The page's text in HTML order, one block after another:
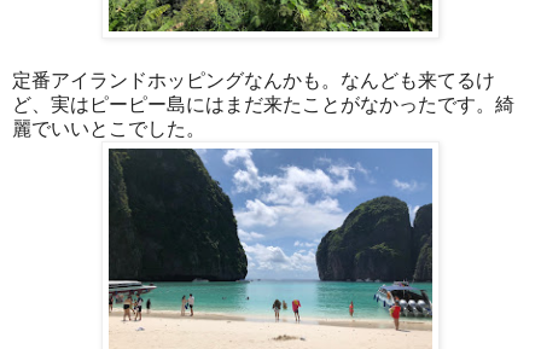
定番アイランドホッピングなんかも。なんども来てるけ
ど、実はピーピー島にはまだ来たことがなかったです。綺
麗でいいとこでした。